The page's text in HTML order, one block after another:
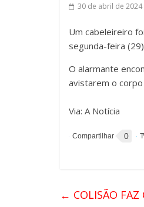
30 de abril de 2024
Um cabeleireiro
segunda-feira
O alarmante
avistarem o
Via: A Notícia
0
← COLISÃO